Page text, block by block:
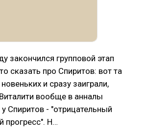
закончился групповой этап
сказать про Спиритов: вот та
и сразу заиграли,
вообще в анналы
Спиритов - "отрицательный
прогресс". Н…